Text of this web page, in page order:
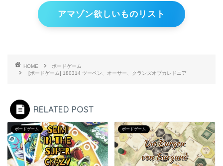
アマゾン欲しいものリスト
HOME
ボードゲーム
[ボードゲーム] 180314 ツーペン、オーサー、クランズオブカレドニア
RELATED POST
ボードゲーム ボードゲーム